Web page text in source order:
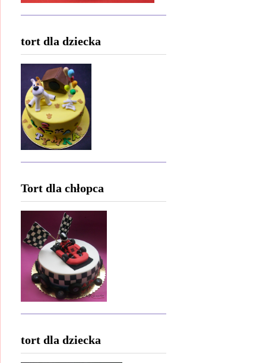
tort dla dziecka
Tort dla chłopca
tort dla dziecka